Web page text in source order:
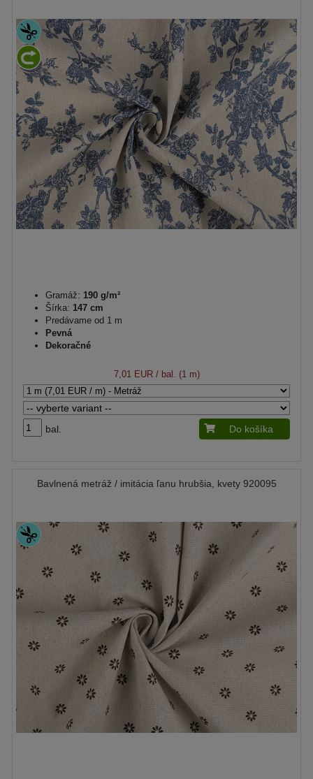
Gramáž: 190 g/m²
Šírka: 147 cm
Predávame od 1 m
Pevná
Dekoračné
7,01 EUR/ bal. (1 m)
bal. Do košíka
Bavlnená metráž / imitácia ľanu hrubšia, kvety 920095